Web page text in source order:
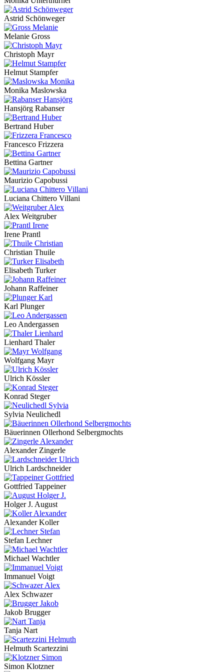
Astrid Schönweger
Melanie Gross
Christoph Mayr
Helmut Stampfer
Monika Maslowska
Hansjörg Rabanser
Bertrand Huber
Francesco Frizzera
Bettina Gartner
Maurizio Capobussi
Luciana Chittero Villani
Alex Weitgruber
Irene Prantl
Christian Thuile
Elisabeth Turker
Johann Raffeiner
Karl Plunger
Leo Andergassen
Lienhard Thaler
Wolfgang Mayr
Ulrich Kössler
Konrad Steger
Sylvia Neulichedl
Bäuerinnen Ollerhond Selbergmochts
Alexander Zingerle
Ulrich Lardschneider
Gottfried Tappeiner
Holger J. August
Alexander Koller
Stefan Lechner
Michael Wachtler
Immanuel Voigt
Alex Schwazer
Jakob Brugger
Tanja Nart
Helmuth Scartezzini
Simon Klotzner